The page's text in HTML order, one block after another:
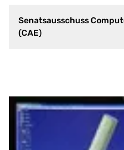
Senatsausschuss
(CAE)